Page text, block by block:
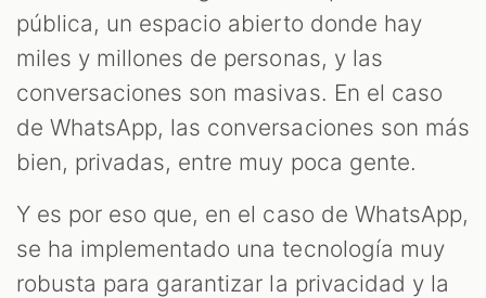
pública, un espacio abierto donde hay
miles y millones de personas, y las
conversaciones son masivas. En el caso
de WhatsApp, las conversaciones son más
bien, privadas, entre muy poca gente.
Y es por eso que, en el caso de WhatsApp,
se ha implementado una tecnología muy
robusta para garantizar la privacidad y la